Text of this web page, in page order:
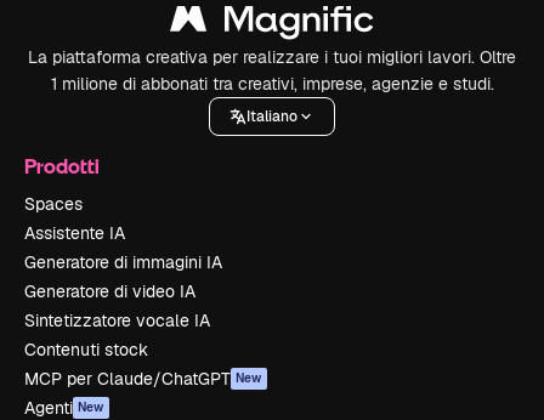
La piattaforma creativa per realizzare i tuoi migliori lavori. Oltre
1 milione di abbonati tra creativi, imprese, agenzie e studi.
Italiano
Prodotti
Spaces
Assistente IA
Generatore di immagini IA
Generatore di video IA
Sintetizzatore vocale IA
Contenuti stock
MCP per Claude/ChatGPT New
Agenti New